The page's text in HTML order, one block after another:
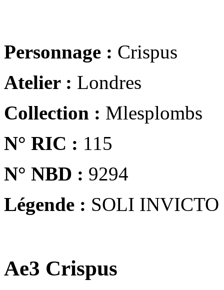
Personnage : Crispus
Atelier : Londres
Collection : Mlesplombs
N° RIC : 115
N° NBD : 9294
Légende : SOLI
Ae3 Crispus